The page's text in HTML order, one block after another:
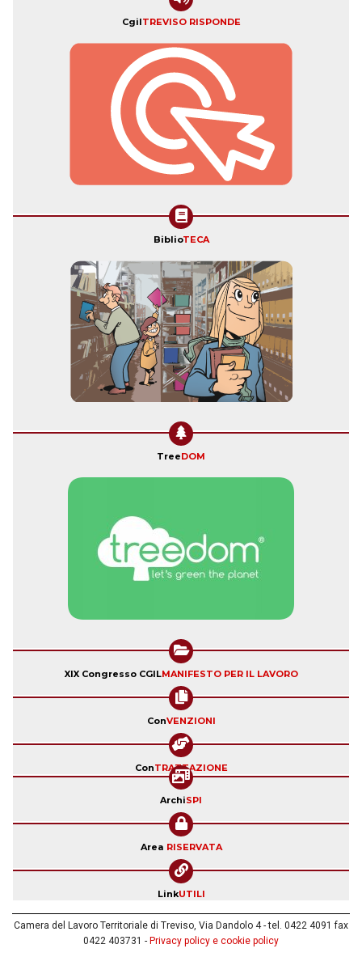
CgilTREVISO RISPONDE
BiblioTECA
TreeDOM
XIX Congresso CGILMANIFESTO PER IL LAVORO
ConVENZIONI
ConTRATTAZIONE
ArchiSPI
Area RISERVATA
LinkUTILI
Camera del Lavoro Territoriale di Treviso, Via Dandolo 4 - tel. 0422 4091 fax
0422 403731 - Privacy policy e cookie policy